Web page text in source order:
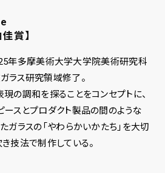
賞】
年多摩美術大学大学院美術研究科
ラス研究領域修了。
の調和を探ることをコンセプトに、
スとプロダクト製品の間のような
ガラスの「やわらかいかたち」を大切
技法で制作している。